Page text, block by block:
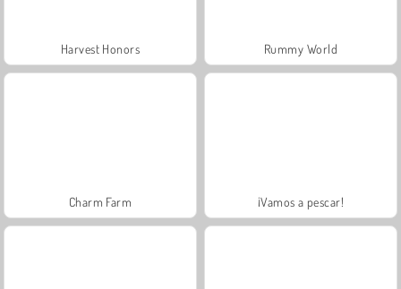
Harvest Honors Rummy World
Charm Farm ¡Vamos a pescar!